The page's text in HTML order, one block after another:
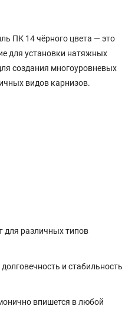
ПК 14 чёрного цвета — это
для установки натяжных
создания многоуровневых
видов карнизов.
для различных типов
и стабильность
впишется в любой